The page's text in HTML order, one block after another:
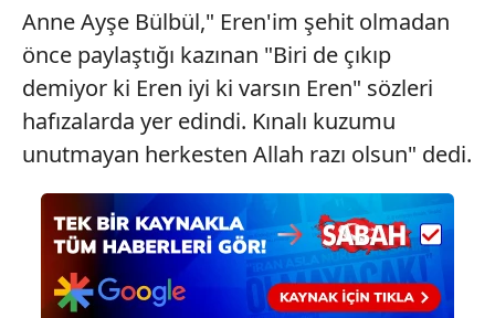
için Ayarlar butonuna tıklayabilir,Çerez Bilgilendirme
ziyaret edebilirsiniz.
6698 sayılı Kişisel Verilerin Korunması Kanunu uyarınca
hazırlanmış Aydınlatma Metnimizi okumak ve sitemizde
ilgili mevzuata uygun olarak kullanılan çerezlerle ilgili bilgi
Anne Ayşe Bülbül," Eren'im şehit olmadan
önce paylaştığı kazınan "Biri de çıkıp
demiyor ki Eren iyi ki varsın Eren" sözleri
hafızalarda yer edindi. Kınalı kuzumu
unutmayan herkesten Allah razı olsun" dedi.